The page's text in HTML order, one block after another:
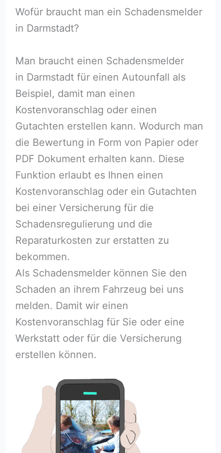
Wofür braucht man ein Schadensmelder
in Darmstadt?
Man braucht einen Schadensmelder
in Darmstadt für einen Autounfall als
Beispiel, damit man einen
Kostenvoranschlag oder einen
Gutachten erstellen kann. Wodurch man
die Bewertung in Form von Papier oder
PDF Dokument erhalten kann. Diese
Funktion erlaubt es Ihnen einen
Kostenvoranschlag oder ein Gutachten
bei einer Versicherung für die
Schadensregulierung und die
Reparaturkosten zur erstatten zu
bekommen.
Als Schadensmelder können Sie den
Schaden an ihrem Fahrzeug bei uns
melden. Damit wir einen
Kostenvoranschlag für Sie oder eine
Werkstatt oder für die Versicherung
erstellen können.